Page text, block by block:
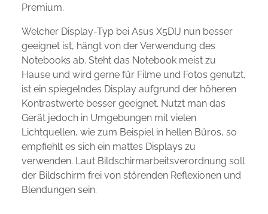
Premium.
Welcher Display-Typ bei Asus X5DIJ nun besser
geeignet ist, hängt von der Verwendung des
Notebooks ab. Steht das Notebook meist zu
Hause und wird gerne für Filme und Fotos genutzt,
ist ein spiegelndes Display aufgrund der höheren
Kontrastwerte besser geeignet. Nutzt man das
Gerät jedoch in Umgebungen mit vielen
Lichtquellen, wie zum Beispiel in hellen Büros, so
empfiehlt es sich ein mattes Displays zu
verwenden. Laut Bildschirmarbeitsverordnung soll
der Bildschirm frei von störenden Reflexionen und
Blendungen sein.